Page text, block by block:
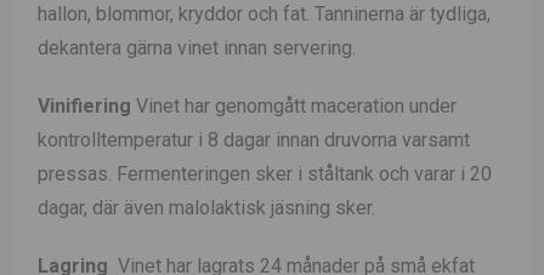
hallon, blommor, kryddor och fat. Tanninerna är tydliga,
dekantera gärna vinet innan servering.
VinifieringVinet har genomgått maceration under
kontrolltemperatur i 8 dagar innan druvorna varsamt
pressas. Fermenteringen sker i ståltank och varar i 20
dagar, där även malolaktisk jäsning sker.
Lagring Vinet har lagrats 24 månader på små ekfat